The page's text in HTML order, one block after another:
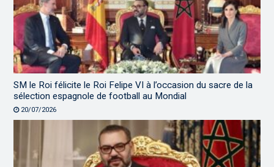
SM le Roi félicite le Roi Felipe VI à l’occasion du sacre de la
sélection espagnole de football au Mondial
20/07/2026